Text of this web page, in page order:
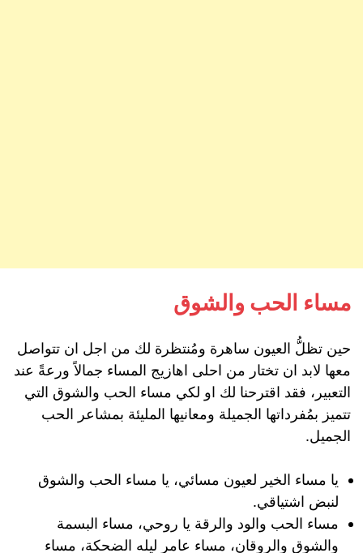
مساء الحب والشوق
حين تظلُّ العيون ساهرة ومُنتظرة لك من اجل ان تتواصل
معها لابد ان تختار من احلى اهازيج المساء جمالاً ورعةً عند
التعبير، فقد اقترحنا لك او لكي مساء الحب والشوق التي
تتميز بمُفرداتها الجميلة ومعانيها المليئة بمشاعر الحب
الجميل.
يا مساء الخير لعيون مسائي، يا مساء الحب والشوق
لنبض اشتياقي.
مساء الحب والود والرقة يا روحي، مساء البسمة
والشوق والروقان، مساء عامر ليله الضحكة، مساء